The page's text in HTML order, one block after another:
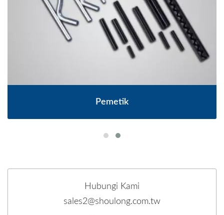
Pemetik
Hubungi Kami
sales2@shoulong.com.tw